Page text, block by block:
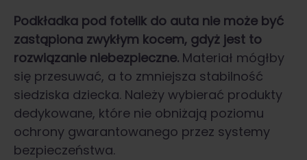
Podkładka pod fotelik do auta nie może być
zastąpiona zwykłym kocem, gdyż jest to
rozwiązanie niebezpieczne. Materiał mógłby
się przesuwać, a to zmniejsza stabilność
siedziska dziecka. Należy wybierać produkty
dedykowane, które nie obniżają poziomu
ochrony gwarantowanego przez systemy
bezpieczeństwa.